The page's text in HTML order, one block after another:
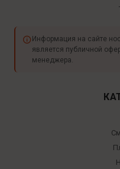
Информация на сайте
является публичной
менеджера.